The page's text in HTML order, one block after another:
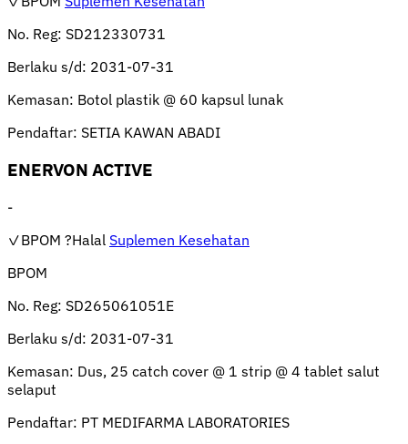
No. Reg: SD212330731
Berlaku s/d: 2031-07-31
Kemasan: Botol plastik @ 60 kapsul lunak
Pendaftar: SETIA KAWAN ABADI
ENERVON ACTIVE
-
✓BPOM ?Halal Suplemen Kesehatan
BPOM
No. Reg: SD265061051E
Berlaku s/d: 2031-07-31
Kemasan: Dus, 25 catch cover @ 1 strip @ 4 tablet salut
selaput
Pendaftar: PT MEDIFARMA LABORATORIES